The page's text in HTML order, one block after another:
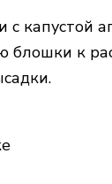
капустой
блошки к